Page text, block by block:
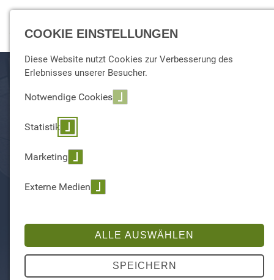
SQLBITS
COOKIE EINSTELLUNGEN
Diese Website nutzt Cookies zur Verbesserung des
Erlebnisses unserer Besucher.
Notwendige Cookies
Statistik
Marketing
Externe Medien
ALLE AUSWÄHLEN
SPEICHERN